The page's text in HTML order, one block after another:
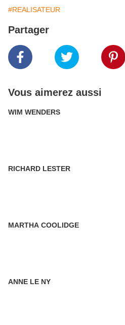
#REALISATEUR
Partager
Vous aimerez aussi
WIM WENDERS
RICHARD LESTER
MARTHA COOLIDGE
ANNE LE NY